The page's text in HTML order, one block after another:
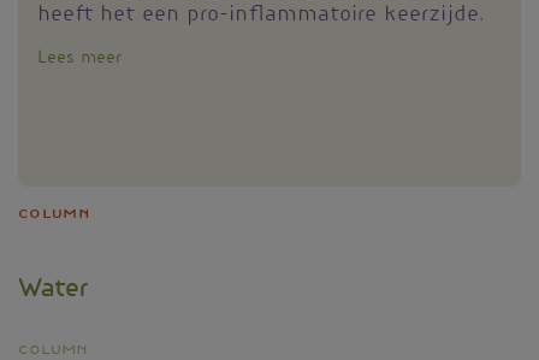
heeft het een pro-inflammatoire keerzijde.
Lees meer
Column
Water
Column